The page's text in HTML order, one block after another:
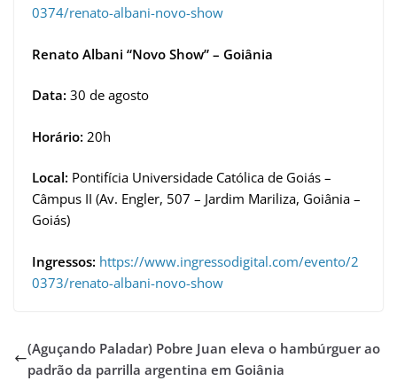
0374/renato-albani-novo-show
Renato Albani “Novo Show” – Goiânia
Data: 30 de agosto
Horário: 20h
Local: Pontifícia Universidade Católica de Goiás –
Câmpus II (Av. Engler, 507 – Jardim Mariliza, Goiânia –
Goiás)
Ingressos: https://www.ingressodigital.com/evento/2
0373/renato-albani-novo-show
(Aguçando Paladar) Pobre Juan eleva o hambúrguer ao
padrão da parrilla argentina em Goiânia